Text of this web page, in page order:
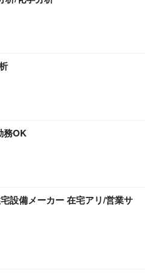
務OK
設備メーカー 在宅アリ/営業サ